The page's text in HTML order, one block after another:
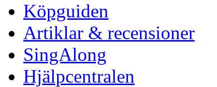
Köpguiden
Artiklar & recensioner
SingAlong
Hjälpcentralen